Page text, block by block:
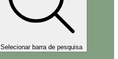
Selecionar barra de pesquisa